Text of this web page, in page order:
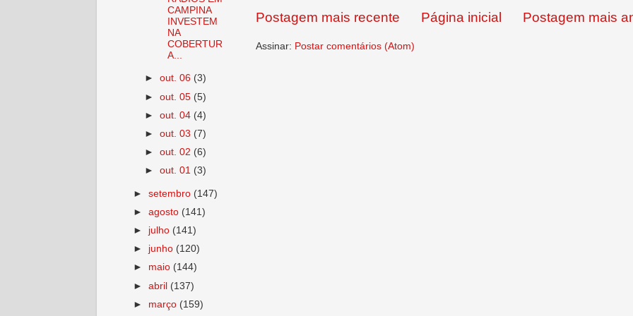
Postagem mais recente Postagem mais
Página inicial
Assinar: Postar comentários (Atom)
CAMPINA
INVESTEM
NA
COBERTUR
A...
►out. 06 (3)
►out. 05 (5)
►out. 04 (4)
►out. 03 (7)
►out. 02 (6)
►out. 01 (3)
►setembro (147)
►agosto (141)
► julho (141)
► junho (120)
► maio (144)
►abril (137)
► março (159)